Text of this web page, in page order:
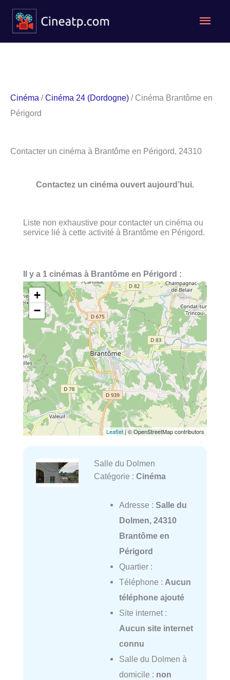
Aller
Cinéma /Cinéma 24 (Dordogne) / Cinéma Brantôme en
Périgord
Contacter un cinéma à Brantôme en Périgord, 24310
Contactez un cinéma ouvert aujourd’hui.
Liste non exhaustive pour contacter un cinéma ou
service lié à cette activité à Brantôme en Périgord.
Il y a 1 cinémas à Brantôme en Périgord :
+
−
Leaflet | © OpenStreetMap contributors
Salle du Dolmen
Catégorie : Cinéma
Adresse : Salle du
Dolmen, 24310
Brantôme en
Périgord
Quartier :
Téléphone : Aucun
téléphone ajouté
Site internet :
Aucun site internet
connu
Salle du Dolmen à
domicile : non